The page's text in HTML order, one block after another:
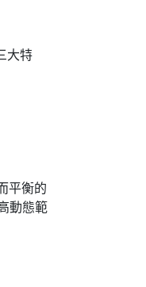
大特
平衡的
動態範